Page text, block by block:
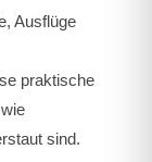
Ausflüge
praktische
sind.